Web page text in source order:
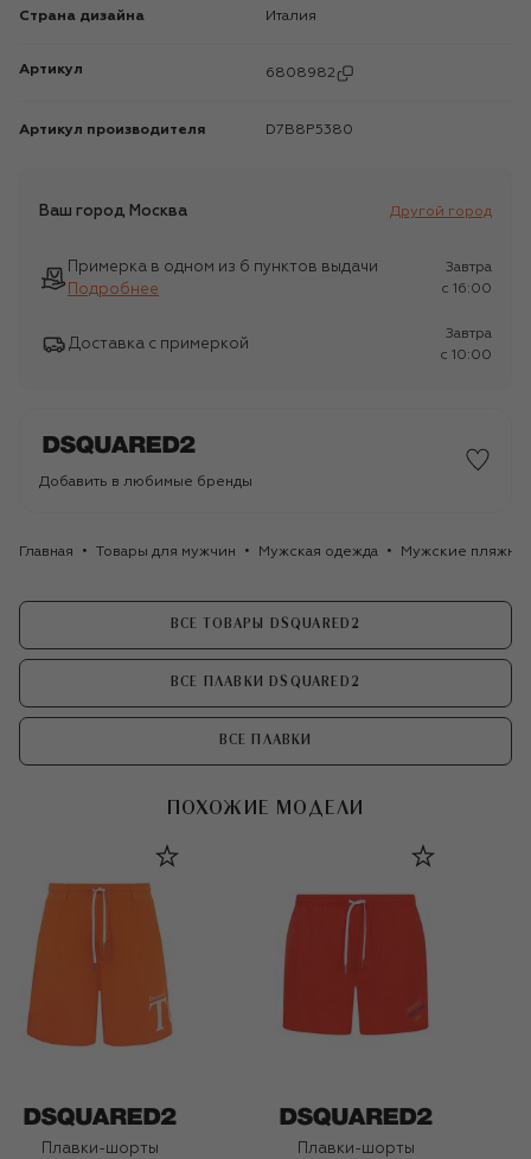
Страна дизайна Италия
Артикул 6808982
Артикул производителя D7B8P5380
Ваш город Москва Другой город
Примерка в одном из 6 пунктов выдачи
Подробнее
Завтра
c 16:00
Доставка с примеркой
Завтра
c 10:00
Добавить в любимые бренды
Главная Товары для мужчин Мужская одежда Мужские
ВСЕ ТОВАРЫ DSQUARED2
ВСЕ ПЛАВКИ DSQUARED2
ВСЕ ПЛАВКИ
ПОХОЖИЕ МОДЕЛИ
Плавки-шорты Плавки-шорты